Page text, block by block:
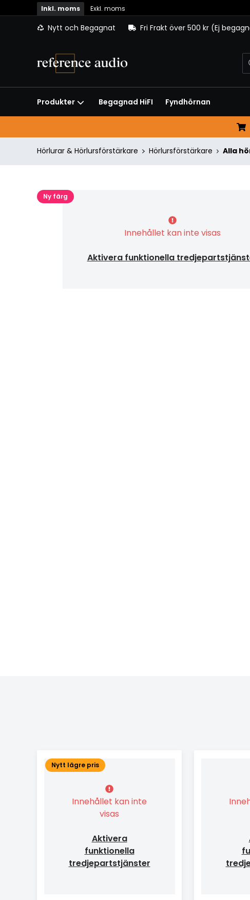
Inkl. moms Exkl. moms
Nytt och Begagnat Fri Frakt över 500 kr (Ej
Produkter Begagnad HiFI Fyndhörnan
Hörlurar & Hörlursförstärkare Hörlursförstärkare Alla
Ny färg
Innehållet kan inte visas
Aktivera funktionella
Nytt lägre pris
Innehållet kan inte
visas
Aktivera
funktionella
tredjepartstjänster